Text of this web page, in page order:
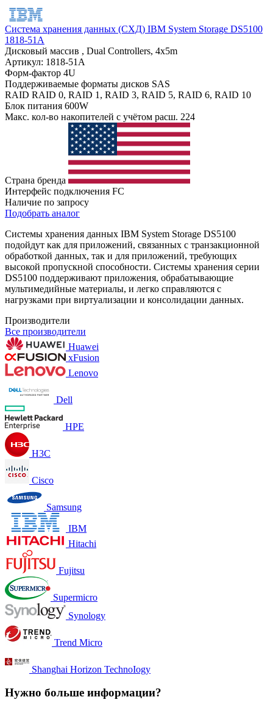
Система хранения данных (СХД) IBM System Storage DS5100
1818-51A
Дисковый массив , Dual Controllers, 4x5m
Артикул: 1818-51A
Форм-фактор 4U
Поддерживаемые форматы дисков SAS
RAID RAID 0, RAID 1, RAID 3, RAID 5, RAID 6, RAID 10
Блок питания 600W
Макс. кол-во накопителей с учётом расш. 224
Страна бренда
Интерфейс подключения FC
Наличие по запросу
Подобрать аналог
Системы хранения данных IBM System Storage DS5100
подойдут как для приложений, связанных с транзакционной
обработкой данных, так и для приложений, требующих
высокой пропускной способности. Системы хранения серии
DS5100 поддерживают приложения, обрабатывающие
мультимедийные материалы, и легко справляются с
нагрузками при виртуализации и консолидации данных.
Производители
Все производители
Huawei
xFusion
Lenovo
Dell
HPE
H3C
Cisco
Samsung
IBM
Hitachi
Fujitsu
Supermicro
Synology
Trend Micro
Shanghai Horizon TechnoIogy
Нужно больше информации?